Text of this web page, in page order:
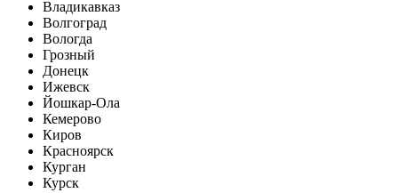
Владикавказ
Волгоград
Вологда
Грозный
Донецк
Ижевск
Йошкар-Ола
Кемерово
Киров
Красноярск
Курган
Курск